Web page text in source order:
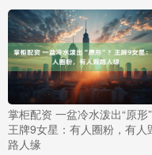
掌柜配资 一盆冷水泼出“原形”
王牌9女星：有人圈粉，有人
路人缘